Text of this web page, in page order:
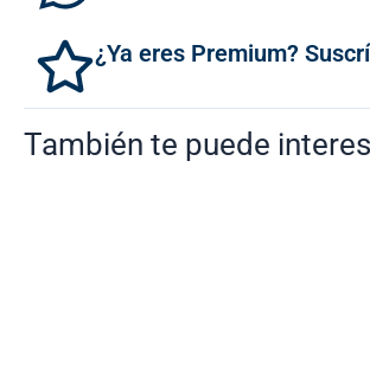
¿Ya eres Premium?
También te puede